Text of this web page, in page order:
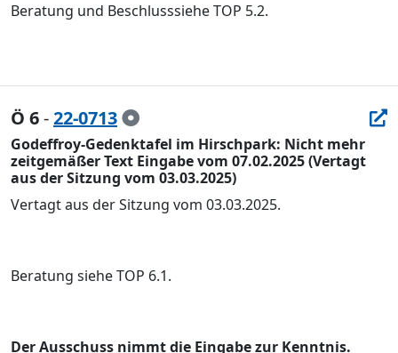
Beratung und Beschlusssiehe TOP 5.2.
Ö 6-22-0713
Godeffroy-Gedenktafel im Hirschpark: Nicht mehr
zeitgemäßer Text Eingabe vom 07.02.2025 (Vertagt
aus der Sitzung vom 03.03.2025)
Vertagt aus der Sitzung vom 03.03.2025.
Beratung sieheTOP 6.1.
Der Ausschuss nimmt die Eingabezur Kenntnis.